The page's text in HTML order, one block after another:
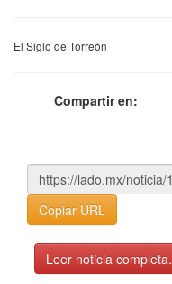
El Siglo de Torreón
Compartir en:
Copiar URL
Leer noticia completa.